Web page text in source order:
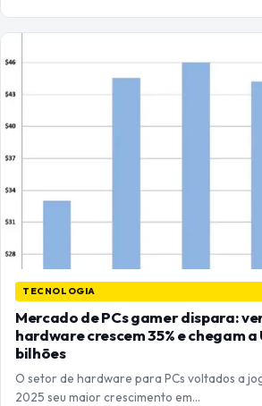
TECNOLOGIA
Mercado de PCs gamer dispara:
hardware crescem 35% e chegam a
bilhões
O setor de hardware para PCs voltados a
2025 seu maior crescimento em…